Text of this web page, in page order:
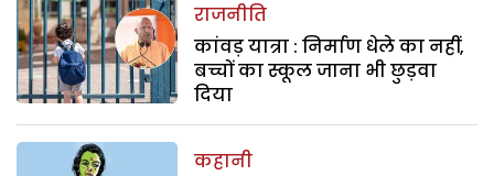
राजनीति
कांवड़ यात्रा : निर्माण धेले का नहीं,
बच्चों का स्कूल जाना भी छुड़वा
दिया
कहानी